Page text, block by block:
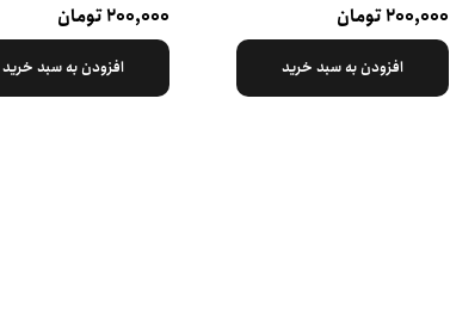
۲۰۰,۰۰۰ تومان
افزودن به سبد خرید
۲۰۰,۰۰۰ تومان
افزودن به سبد خرید